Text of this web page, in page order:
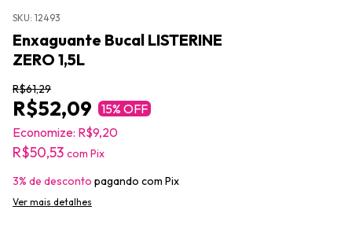
SKU: 12493
Enxaguante Bucal LISTERINE
ZERO 1,5L
R$61,29
R$52,09 15% OFF
Economize: R$9,20
R$50,53 com Pix
3% de desconto pagando com Pix
Ver mais detalhes